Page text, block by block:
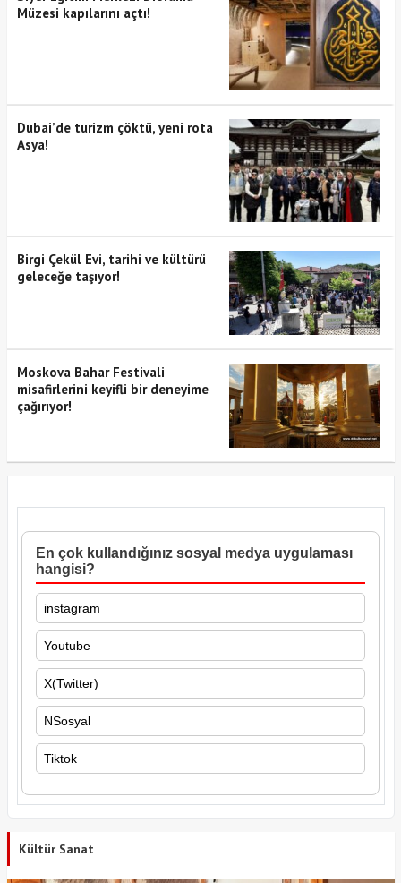
Müzesi kapılarını açtı!
Dubai’de turizm çöktü, yeni rota
Asya!
Birgi Çekül Evi, tarihi ve kültürü
geleceğe taşıyor!
Moskova Bahar Festivali
misafirlerini keyifli bir deneyime
çağırıyor!
En çok kullandığınız sosyal medya uygulaması
hangisi?
instagram
Youtube
X(Twitter)
NSosyal
Tiktok
Kültür Sanat